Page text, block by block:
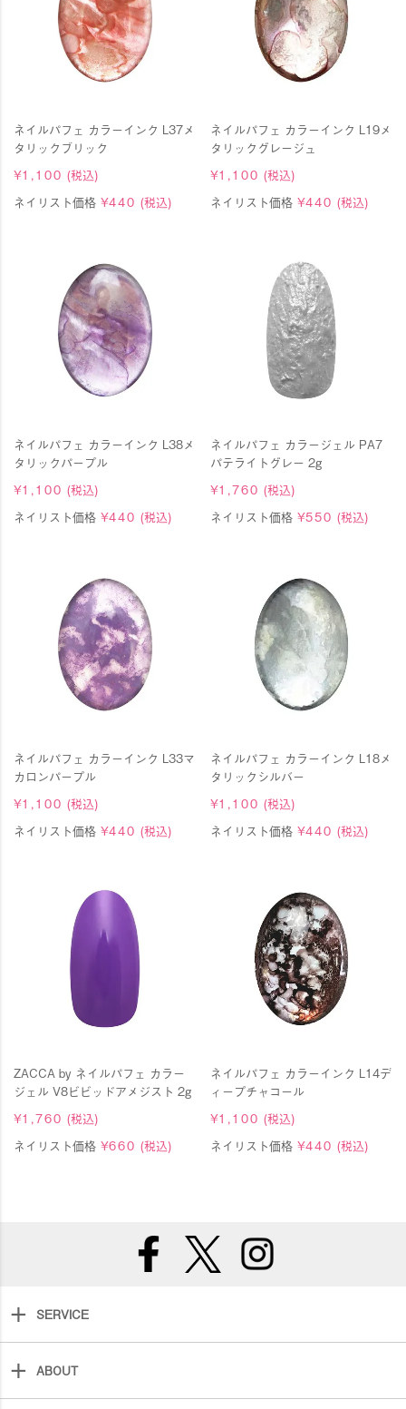
ネイルパフェ カラーインク L37メ
タリックブリック
¥1,100 (税込)
ネイリスト価格 ¥440 (税込)
ネイルパフェ カラーインク L19メ
タリックグレージュ
¥1,100 (税込)
ネイリスト価格 ¥440 (税込)
ネイルパフェ カラーインク L38メ
タリックパープル
¥1,100 (税込)
ネイリスト価格 ¥440 (税込)
ネイルパフェ カラージェル PA7
パテライトグレー 2g
¥1,760 (税込)
ネイリスト価格 ¥550 (税込)
ネイルパフェ カラーインク L33マ
カロンパープル
¥1,100 (税込)
ネイリスト価格 ¥440 (税込)
ネイルパフェ カラーインク L18メ
タリックシルバー
¥1,100 (税込)
ネイリスト価格 ¥440 (税込)
ZACCA by ネイルパフェ カラー
ジェル V8ビビッドアメジスト 2g
¥1,760 (税込)
ネイリスト価格 ¥660 (税込)
ネイルパフェ カラーインク L14デ
ィープチャコール
¥1,100 (税込)
ネイリスト価格 ¥440 (税込)
SERVICE
ABOUT